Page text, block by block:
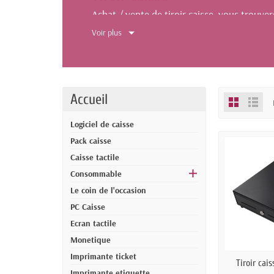
Achat / vente de tiroir caisse, vous
tiroir caisse pas cher à ouverture
N'hésitez pas à nous contacter si vous
Voir plus
Accueil
Logiciel de caisse
Pack caisse
Caisse tactile
Consommable
Le coin de l'occasion
PC Caisse
Ecran tactile
Monetique
Imprimante ticket
Tiroir